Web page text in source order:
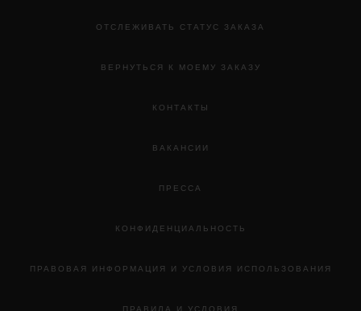
ОТСЛЕЖИВАТЬ СТАТУС ЗАКАЗА
ВЕРНУТЬСЯ К МОЕМУ ЗАКАЗУ
КОНТАКТЫ
ВАКАНСИИ
ПРЕССА
КОНФИДЕНЦИАЛЬНОСТЬ
ПРАВОВАЯ ИНФОРМАЦИЯ И УСЛОВИЯ ИСПОЛЬЗОВАНИЯ